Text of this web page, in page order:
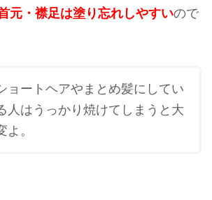
元・襟足は塗り忘れしやすいので
ョートヘアやまとめ髪にしてい
人はうっかり焼けてしまうと大
よ。